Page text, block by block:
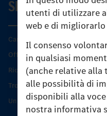
utenti di utilizzare
web e di
Il consenso
in qualsiasi
(anche relative alla
alle possibilità di
disponibili alla
nostra informativa
SERVIZIO
Caratteristiche di prodotto
Offerta di servizio Unimog
Ricambi originali
Trovare un partner
Unimog Service Days